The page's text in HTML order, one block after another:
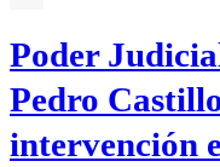
Poder
Pedro
intervención